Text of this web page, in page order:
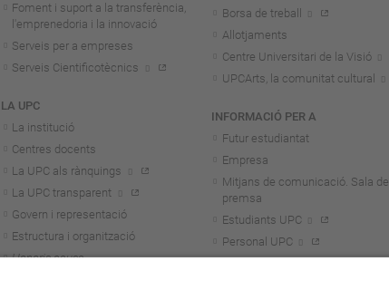
Foment i suport a la transferència,
l'emprenedoria i la innovació
Serveis per a empreses
Serveis Cientificotècnics
LA UPC
La institució
Centres docents
La UPC als rànquings
La UPC transparent
Govern i representació
Estructura i organització
Honoris causa
Borsa de treball
Allotjaments
Centre Universitari de la Visió
UPCArts, la comunitat cultural
INFORMACIÓ PER A
Futur estudiantat
Empresa
Mitjans de comunicació. Sala de
premsa
Estudiants UPC
Personal UPC